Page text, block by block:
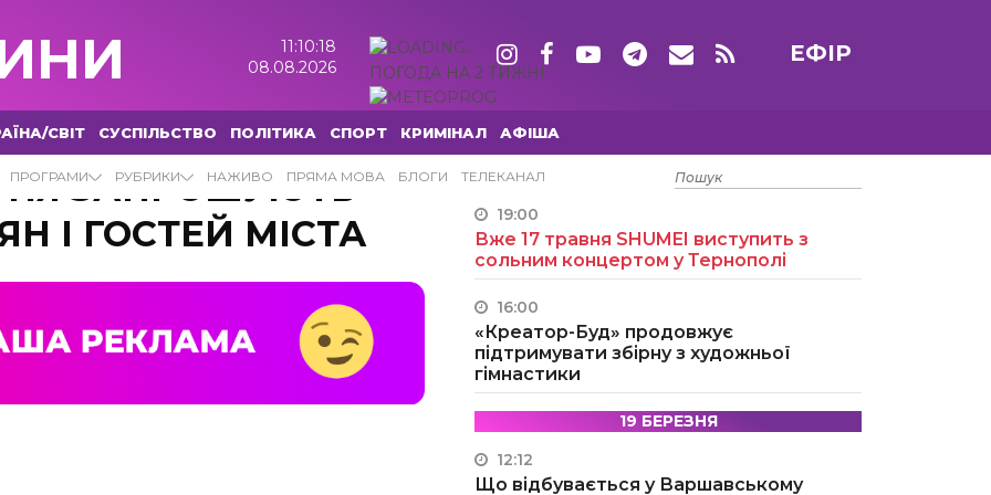
11:10:19
08.08.2026
ПОГОДА НА 2 ТИЖНІ
ЕФІР
СВІТ СУСПІЛЬСТВО ПОЛІТИКА СПОРТ КРИМІНАЛ АФІША
ПРОГРАМИ РУБРИКИ НАЖИВО ПРЯМА МОВА БЛОГИ ТЕЛЕКАНАЛ
ЗАПРОШУЮТЬ
І ГОСТЕЙ МІСТА
15 ТРАВНЯ
19:00
Вже 17 травня SHUMEI виступить з
сольним концертом у Тернополі
16:00
«Креатор-Буд» продовжує
підтримувати збірну з художньої
гімнастики
19 БЕРЕЗНЯ
12:12
Що відбувається у Варшавському